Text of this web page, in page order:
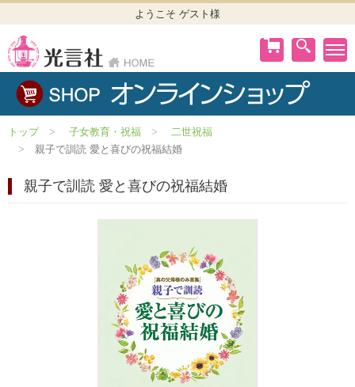
ようこそ ゲスト様
トップ 子女教育・祝福
二世祝福
親子で訓読 愛と喜びの祝福結婚
親子で訓読 愛と喜びの祝福結婚